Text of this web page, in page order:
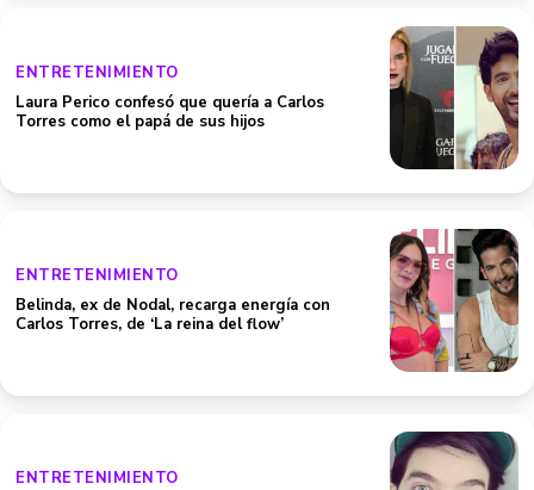
ENTRETENIMIENTO
Laura Perico confesó que quería a Carlos
Torres como el papá de sus hijos
ENTRETENIMIENTO
Belinda, ex de Nodal, recarga energía con
Carlos Torres, de ‘La reina del flow’
ENTRETENIMIENTO